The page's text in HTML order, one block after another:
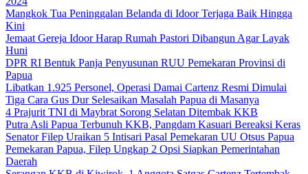
Mangkok Tua Peninggalan Belanda di Idoor Terjaga Baik Hingga
Kini
Jemaat Gereja Idoor Harap Rumah Pastori Dibangun Agar Layak
Huni
DPR RI Bentuk Panja Penyusunan RUU Pemekaran Provinsi di
Papua
Libatkan 1.925 Personel, Operasi Damai Cartenz Resmi Dimulai
Tiga Cara Gus Dur Selesaikan Masalah Papua di Masanya
4 Prajurit TNI di Maybrat Sorong Selatan Ditembak KKB
Putra Asli Papua Terbunuh KKB, Pangdam Kasuari Bereaksi Keras
Senator Filep Uraikan 5 Intisari Pasal Pemekaran UU Otsus Papua
Pemekaran Papua, Filep Ungkap 2 Opsi Siapkan Pemerintahan
Daerah